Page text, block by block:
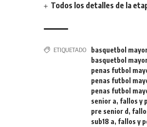
Todos los detalles de la
ETIQUETADO basquetbol
basquetbol
penas futbol
penas futbol
penas futbol
senior a, fallos y
pre senior d ,
sub18 a, fallos y